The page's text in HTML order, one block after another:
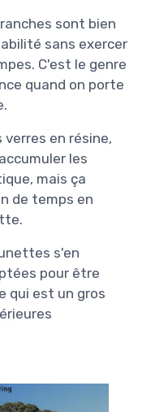
sont bien
sans exercer
C'est le genre
quand on porte
en résine,
les
mais ça
de temps en
s'en
pour être
qui est un gros